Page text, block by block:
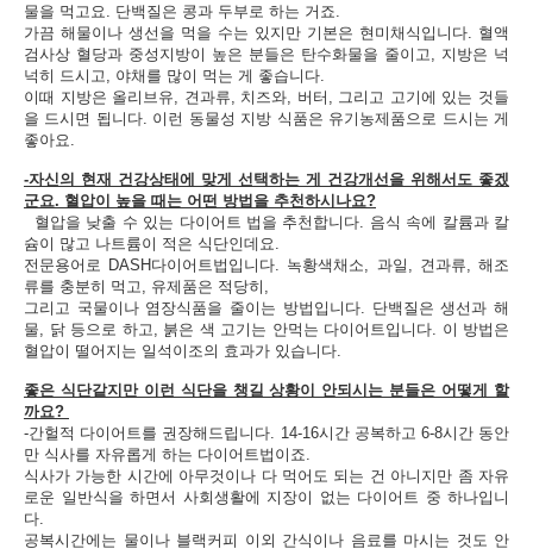
물을 먹고요. 단백질은 콩과 두부로 하는 거죠.
가끔 해물이나 생선을 먹을 수는 있지만 기본은 현미채식입니다. 혈액
검사상 혈당과 중성지방이 높은 분들은 탄수화물을 줄이고, 지방은 넉
넉히 드시고, 야채를 많이 먹는 게 좋습니다.
이때 지방은 올리브유, 견과류, 치즈와, 버터, 그리고 고기에 있는 것들
을 드시면 됩니다. 이런 동물성 지방 식품은 유기농제품으로 드시는 게
좋아요.
-자신의 현재 건강상태에 맞게 선택하는 게 건강개선을 위해서도 좋겠
군요. 혈압이 높을 때는 어떤 방법을 추천하시나요?
혈압을 낮출 수 있는 다이어트 법을 추천합니다. 음식 속에 칼륨과 칼
슘이 많고 나트륨이 적은 식단인데요.
전문용어로 DASH다이어트법입니다. 녹황색채소, 과일, 견과류, 해조
류를 충분히 먹고, 유제품은 적당히,
그리고 국물이나 염장식품을 줄이는 방법입니다. 단백질은 생선과 해
물, 닭 등으로 하고, 붉은 색 고기는 안먹는 다이어트입니다. 이 방법은
혈압이 떨어지는 일석이조의 효과가 있습니다.
좋은 식단같지만 이런 식단을 챙길 상황이 안되시는 분들은 어떻게 할
까요?
-간헐적 다이어트를 권장해드립니다. 14-16시간 공복하고 6-8시간 동안
만 식사를 자유롭게 하는 다이어트법이죠.
식사가 가능한 시간에 아무것이나 다 먹어도 되는 건 아니지만 좀 자유
로운 일반식을 하면서 사회생활에 지장이 없는 다이어트 중 하나입니
다.
공복시간에는 물이나 블랙커피 이외 간식이나 음료를 마시는 것도 안